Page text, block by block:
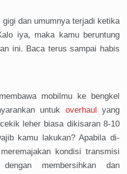
dan umumnya terjadi ketika
iya, maka kamu beruntung
ini. Baca terus sampai habis
mobilmu ke bengkel
untuk overhaul
yang
leher biasa dikisaran 8-10
kamu lakukan? Apabila di-
kondisi transmisi
membersihkan dan